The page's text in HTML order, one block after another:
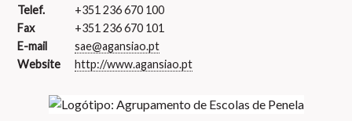
Telef.
+351 236 670 100
Fax
+351 236 670 101
E-mail
sae@agansiao.pt
Website
http://www.agansiao.pt